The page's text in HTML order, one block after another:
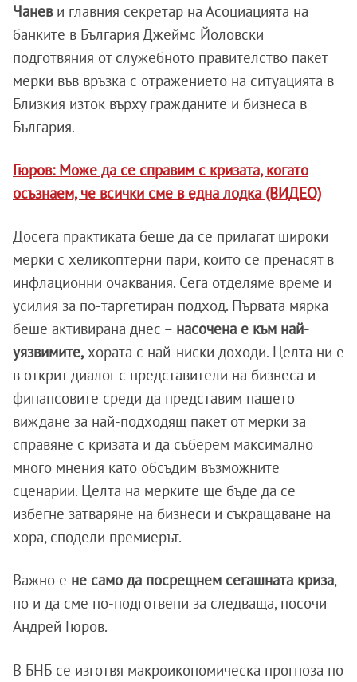
Чанев и главния секретар на Асоциацията на
банките в България Джеймс Йоловски
подготвяния от служебното правителство пакет
мерки във връзка с отражението на ситуацията в
Близкия изток върху гражданите и бизнеса в
България.
Гюров: Може да се справим с кризата, когато
осъзнаем, че всички сме в една лодка (ВИДЕО)
Досега практиката беше да се прилагат широки
мерки с хеликоптерни пари, които се пренасят в
инфлационни очаквания. Сега отделяме време и
усилия за по-таргетиран подход. Първата мярка
беше активирана днес – насочена е към най-
уязвимите, хората с най-ниски доходи. Целта ни е
в открит диалог с представители на бизнеса и
финансовите среди да представим нашето
виждане за най-подходящ пакет от мерки за
справяне с кризата и да съберем максимално
много мнения като обсъдим възможните
сценарии. Целта на мерките ще бъде да се
избегне затваряне на бизнеси и съкращаване на
хора, сподели премиерът.
Важно е не само да посрещнем сегашната криза,
но и да сме по-подготвени за следваща, посочи
Андрей Гюров.
В БНБ се изготвя макроикономическа прогноза по